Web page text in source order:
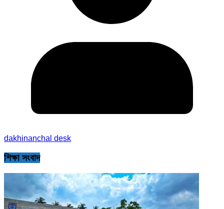
dakhinanchal desk
শিক্ষা সংবাদ